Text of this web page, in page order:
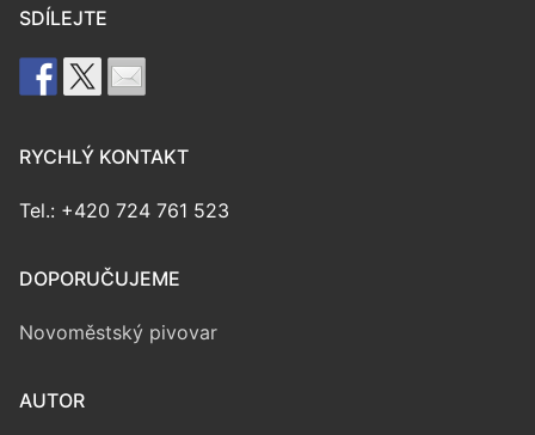
SDÍLEJTE
RYCHLÝ KONTAKT
Tel.: +420 724 761 523
DOPORUČUJEME
Novoměstský pivovar
AUTOR